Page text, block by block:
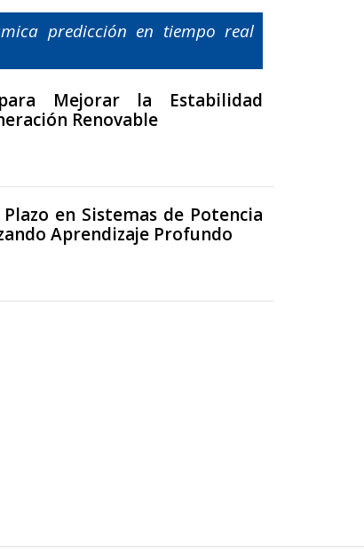
predicción en tiempo real
Mejorar la Estabilidad
Renovable
en Sistemas de Potencia
Aprendizaje Profundo